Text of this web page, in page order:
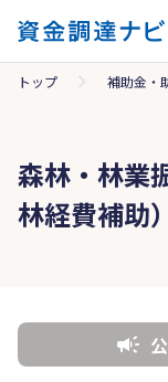
トップ 補助金・
森林・林業
林経費補助